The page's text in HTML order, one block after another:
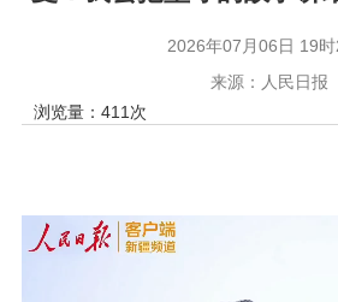
2026年07月06日 19
来源：人民日报
浏览量： 411 次